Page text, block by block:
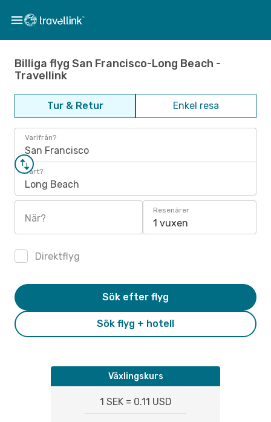
Billiga flyg San Francisco-Long Beach -
Travellink
Tur & Retur Enkel resa
Varifrån?
San Francisco
Vart?
Long Beach
När?
Resenärer
1 vuxen
Direktflyg
Sök flyg + hotell
Sök efter flyg
Växlingskurs
1 SEK = 0.11 USD